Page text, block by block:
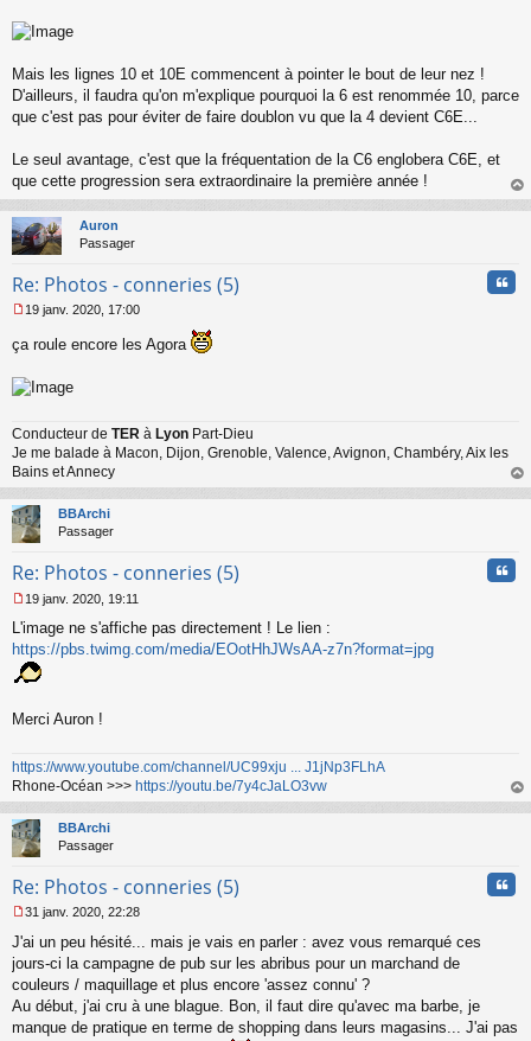
e
o
u
Mais les lignes 10 et 10E commencent à pointer le bout de leur nez !
D'ailleurs, il faudra qu'on m'explique pourquoi la 6 est renommée 10, parce
que c'est pas pour éviter de faire doublon vu que la 4 devient C6E...
Le seul avantage, c'est que la fréquentation de la C6 englobera C6E, et
que cette progression sera extraordinaire la première année !
au
Auron
Passager
Re: Photos - conneries (5)
e
s
a
e
n
o
l
u
19 janv. 2020, 17:00
ça roule encore les Agora
Conducteur de TER à Lyon Part-Dieu
Je me balade à Macon, Dijon, Grenoble, Valence, Avignon, Chambéry, Aix les
Bains et Annecy
au
BBArchi
Passager
Re: Photos - conneries (5)
e
s
s
a
e
n
l
19 janv. 2020, 19:11
L'image ne s'affiche pas directement ! Le lien :
https://pbs.twimg.com/media/EOotHhJWsAA-z7n?format=jpg
Merci Auron !
https://www.youtube.com/channel/UC99xju ... J1jNp3FLhA
Rhone-Océan >>> https://youtu.be/7y4cJaLO3vw
au
BBArchi
Passager
Re: Photos - conneries (5)
e
s
g
e
31 janv. 2020, 22:28
J'ai un peu hésité... mais je vais en parler : avez vous remarqué ces
jours-ci la campagne de pub sur les abribus pour un marchand de
couleurs / maquillage et plus encore 'assez connu' ?
Au début, j'ai cru à une blague. Bon, il faut dire qu'avec ma barbe, je
manque de pratique en terme de shopping dans leurs magasins... J'ai pas